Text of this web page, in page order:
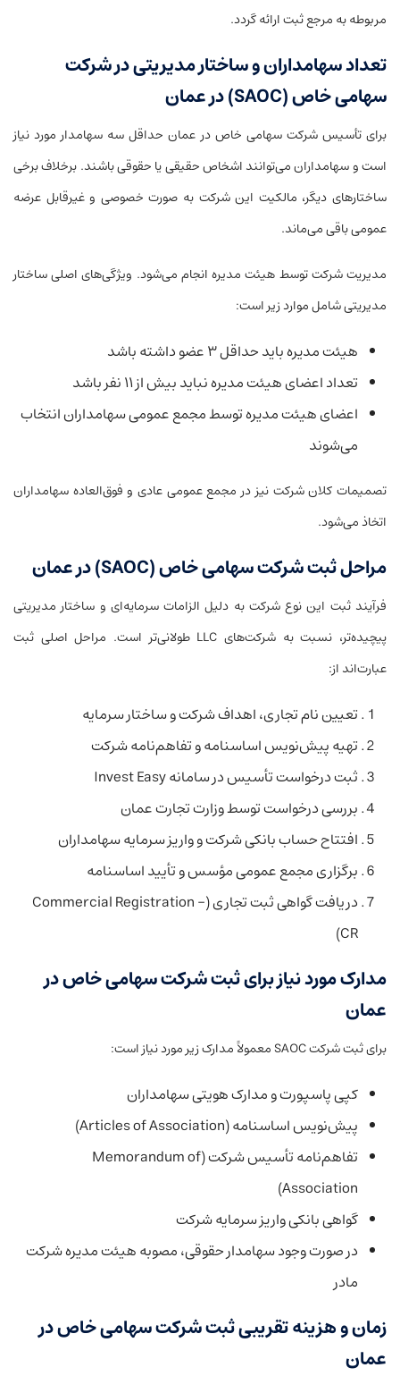
مربوطه به مرجع ثبت ارائه گردد.
تعداد سهامداران و ساختار مدیریتی در شرکت
سهامی خاص (SAOC) در عمان
برای تأسیس شرکت سهامی خاص در عمان حداقل سه سهامدار مورد نیاز
است و سهامداران می‌توانند اشخاص حقیقی یا حقوقی باشند. برخلاف برخی
ساختارهای دیگر، مالکیت این شرکت به صورت خصوصی و غیرقابل عرضه
عمومی باقی می‌ماند.
مدیریت شرکت توسط هیئت مدیره انجام می‌شود. ویژگی‌های اصلی ساختار
مدیریتی شامل موارد زیر است:
هیئت مدیره باید حداقل ۳ عضو داشته باشد
تعداد اعضای هیئت مدیره نباید بیش از ۱۱ نفر باشد
اعضای هیئت مدیره توسط مجمع عمومی سهامداران انتخاب
می‌شوند
تصمیمات کلان شرکت نیز در مجمع عمومی عادی و فوق‌العاده سهامداران
اتخاذ می‌شود.
مراحل ثبت شرکت سهامی خاص (SAOC) در عمان
فرآیند ثبت این نوع شرکت به دلیل الزامات سرمایه‌ای و ساختار مدیریتی
پیچیده‌تر، نسبت به شرکت‌های LLC طولانی‌تر است. مراحل اصلی ثبت
عبارت‌اند از:
تعیین نام تجاری، اهداف شرکت و ساختار سرمایه
تهیه پیش‌نویس اساسنامه و تفاهم‌نامه شرکت
ثبت درخواست تأسیس در سامانه Invest Easy
بررسی درخواست توسط وزارت تجارت عمان
افتتاح حساب بانکی شرکت و واریز سرمایه سهامداران
برگزاری مجمع عمومی مؤسس و تأیید اساسنامه
دریافت گواهی ثبت تجاری (Commercial Registration –
CR)
مدارک مورد نیاز برای ثبت شرکت سهامی خاص در
عمان
برای ثبت شرکت SAOC معمولاً مدارک زیر مورد نیاز است:
کپی پاسپورت و مدارک هویتی سهامداران
پیش‌نویس اساسنامه (Articles of Association)
تفاهم‌نامه تأسیس شرکت (Memorandum of
Association)
گواهی بانکی واریز سرمایه شرکت
در صورت وجود سهامدار حقوقی، مصوبه هیئت مدیره شرکت
مادر
زمان و هزینه تقریبی ثبت شرکت سهامی خاص در
عمان